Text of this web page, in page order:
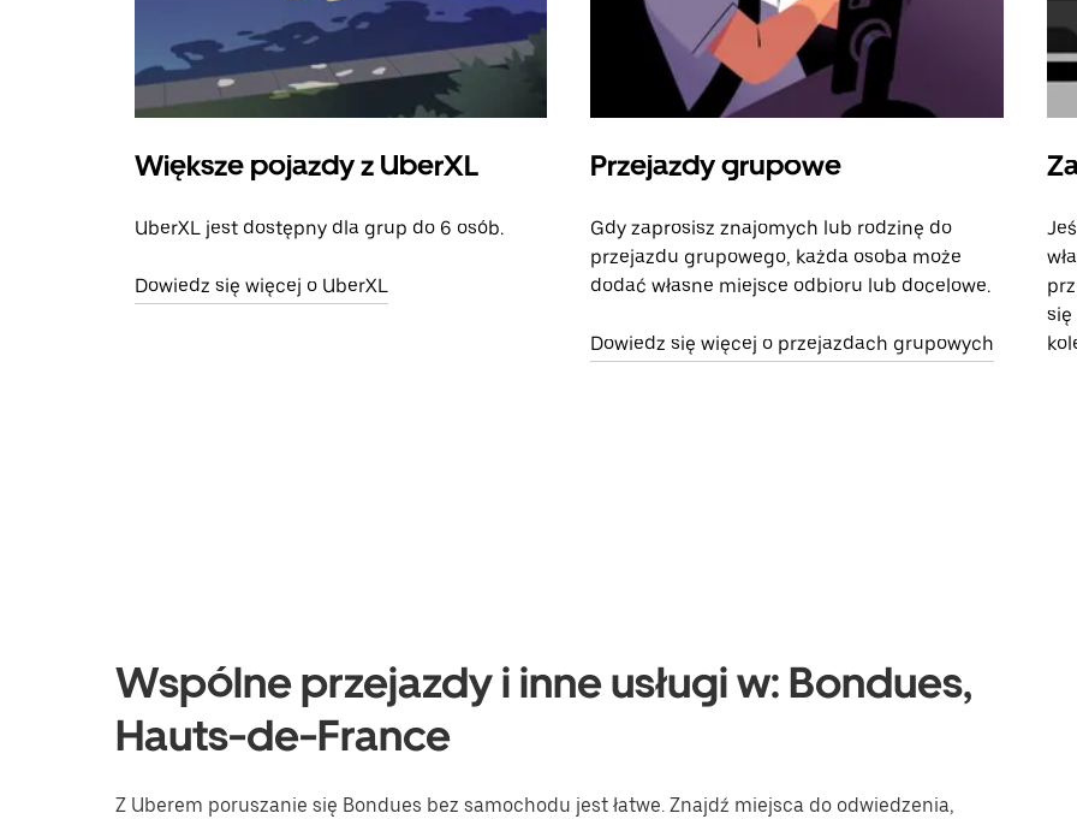
Większe pojazdy z UberXL
UberXL jest dostępny dla grup do 6 osób.
Dowiedz się więcej o UberXL
Przejazdy grupowe
Gdy zaprosisz znajomych lub rodzinę do
przejazdu grupowego, każda osoba może
dodać własne miejsce odbioru lub docelowe.
Dowiedz się więcej o przejazdach grupowych
się
Wspólne przejazdy i inne usługi w: Bondues,
Hauts-de-France
Z Uberem poruszanie się Bondues bez samochodu jest łatwe. Znajdź miejsca do odwiedzenia,